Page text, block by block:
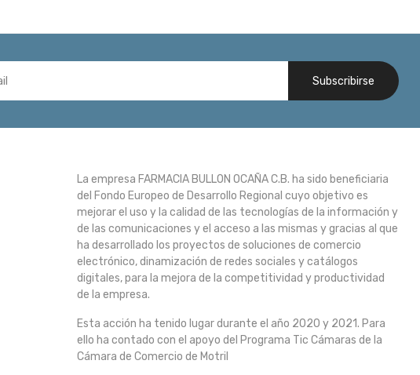
Subscribirse
La empresa FARMACIA BULLON OCAÑA C.B. ha sido beneficiaria
del Fondo Europeo de Desarrollo Regional cuyo objetivo es
mejorar el uso y la calidad de las tecnologías de la información y
de las comunicaciones y el acceso a las mismas y gracias al que
ha desarrollado los proyectos de soluciones de comercio
electrónico, dinamización de redes sociales y catálogos
digitales, para la mejora de la competitividad y productividad
de la empresa.
Esta acción ha tenido lugar durante el año 2020 y 2021. Para
ello ha contado con el apoyo del Programa Tic Cámaras de la
Cámara de Comercio de Motril